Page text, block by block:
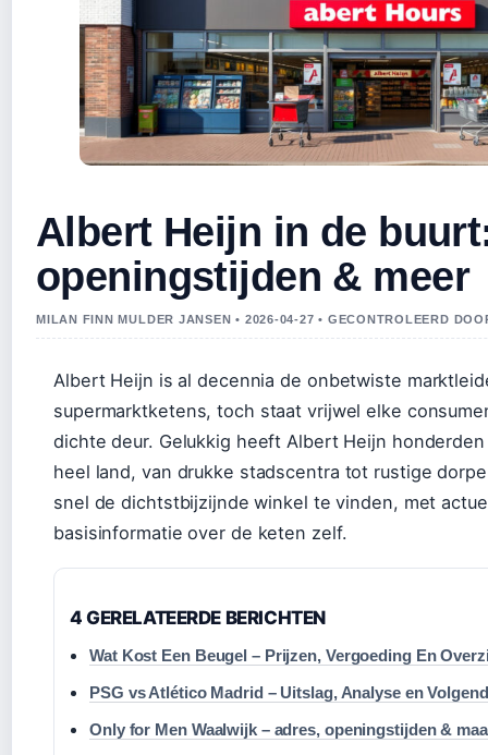
Albert Heijn in de
openingstijden & meer
MILAN FINN MULDER JANSEN • 2026-04-27 • GECONTROLEERD
Albert Heijn is al decennia de onbetwiste
supermarktketens, toch staat vrijwel elke
dichte deur. Gelukkig heeft Albert Heijn
heel land, van drukke stadscentra tot rustige
snel de dichtstbijzijnde winkel te vinden, met
basisinformatie over de keten zelf.
4 GERELATEERDE BERICHTEN
Wat Kost Een Beugel – Prijzen, Vergoeding En
PSG vs Atlético Madrid – Uitslag, Analyse en
Only for Men Waalwijk – adres, openingstijden &